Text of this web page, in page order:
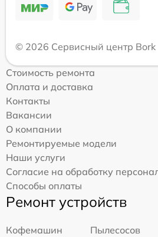
© 2026 Сервисный центр Bork
Стоимость ремонта
Оплата и доставка
Контакты
Вакансии
О компании
Ремонтируемые модели
Наши услуги
Согласие на обработку
Способы оплаты
Ремонт устройств
Кофемашин
Пылесосов